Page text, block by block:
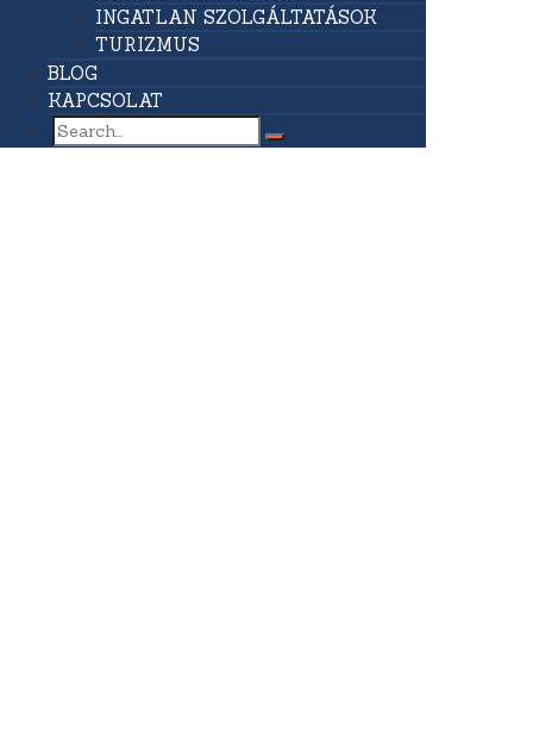
INGATLAN SZOLGÁLTATÁSOK
TURIZMUS
BLOG
KAPCSOLAT